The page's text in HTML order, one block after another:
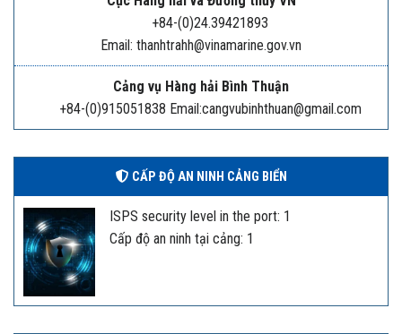
+84-(0)24.39421893
Email: thanhtrahh@vinamarine.gov.vn
Cảng vụ Hàng hải Bình Thuận
+84-(0)915051838 Email:cangvubinhthuan@gmail.com
CẤP ĐỘ AN NINH CẢNG BIỂN
ISPS security level in the port: 1
Cấp độ an ninh tại cảng: 1